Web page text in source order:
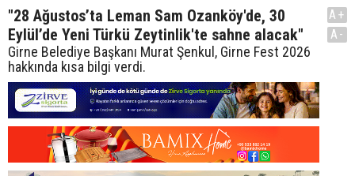
"28 Ağustos’ta Leman Sam Ozanköy'de, 30
Eylül’de Yeni Türkü Zeytinlik'te sahne alacak"
Girne Belediye Başkanı Murat Şenkul, Girne Fest 2026
hakkında kısa bilgi verdi.
A+
A-